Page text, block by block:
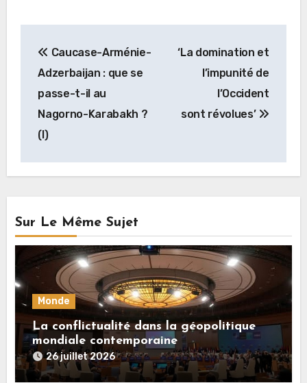
de
l’article
Caucase-Arménie-
Adzerbaijan : que se
passe-t-il au
Nagorno-Karabakh ?
(I)
‘La domination et
l’impunité de
l’Occident
sont révolues’
Sur Le Même Sujet
Monde
La conflictualité dans la géopolitique
mondiale contemporaine
26 juillet 2026